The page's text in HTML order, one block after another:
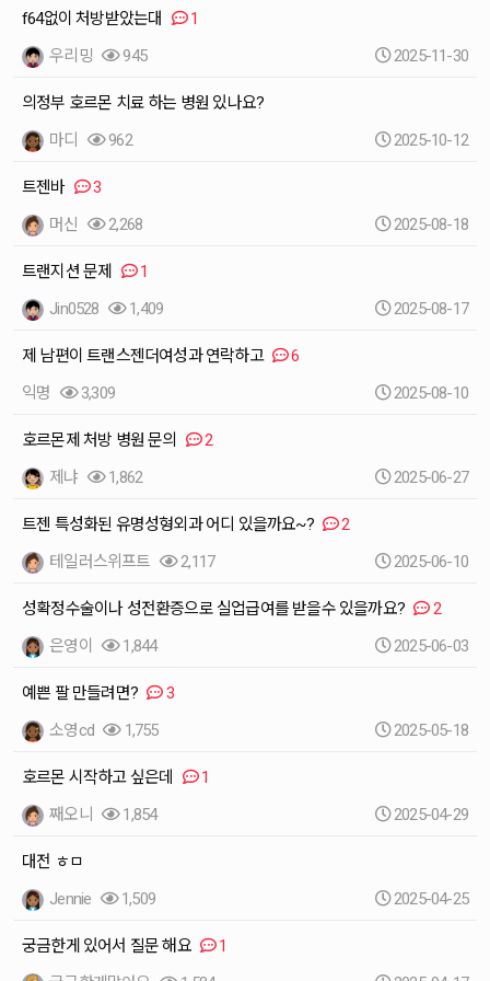
f64없이 처방받았는대
1
우리밍
945 2025-11-30
의정부 호르몬 치료 하는 병원 있나요?
마디
962 2025-10-12
트젠바
3
머신
2,268 2025-08-18
트랜지션 문제
1
Jin0528
1,409 2025-08-17
제 남편이 트랜스젠더여성과 연락하고
6
익명
3,309 2025-08-10
호르몬제 처방 병원 문의
2
제냐
1,862 2025-06-27
트젠 특성화된 유명성형외과 어디 있을까요~?
2
테일러스위프트
2,117 2025-06-10
성확정수술이나 성전환증으로 실업급여를 받을수 있을까요?
2
은영이
1,844 2025-06-03
예쁜 팔 만들려면?
3
소영cd
1,755 2025-05-18
호르몬 시작하고 싶은데
1
째오니
1,854 2025-04-29
대전 ㅎㅁ
Jennie
1,509 2025-04-25
궁금한게 있어서 질문 해요
1